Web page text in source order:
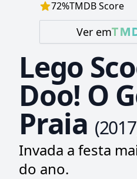
72%TMDB Score
Ver em
Lego
Doo! O
Praia (2017
Invada a festa
do ano.